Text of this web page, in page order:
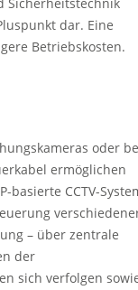
dar. Eine
Betriebskosten.
oder
ermöglichen
basierte CCTV-
– über zentrale
der
sich verfolgen